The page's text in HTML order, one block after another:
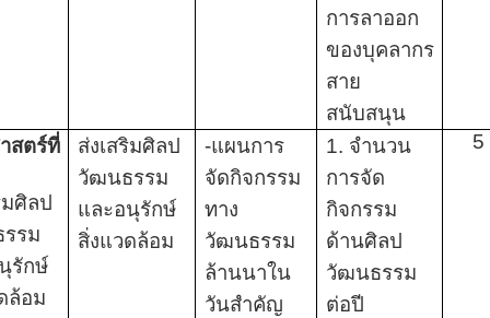
การลาออก
ของบุคลากร
สาย
สนับสนุน
สตร์ที่
มศิลป
รม
รักษ์
ล้อม
ส่งเสริมศิลป
วัฒนธรรม
และอนุรักษ์
สิ่งแวดล้อม
-แผนการ
จัดกิจกรรม
ทาง
วัฒนธรรม
ล้านนาใน
วันสำคัญ
1. จำนวน
การจัด
กิจกรรม
ด้านศิลป
วัฒนธรรม
ต่อปี
5